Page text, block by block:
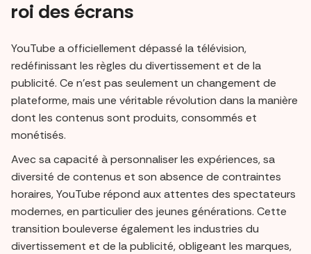
roi des écrans
YouTube a officiellement dépassé la télévision,
redéfinissant les règles du divertissement et de la
publicité. Ce n’est pas seulement un changement de
plateforme, mais une véritable révolution dans la manière
dont les contenus sont produits, consommés et
monétisés.
Avec sa capacité à personnaliser les expériences, sa
diversité de contenus et son absence de contraintes
horaires, YouTube répond aux attentes des spectateurs
modernes, en particulier des jeunes générations. Cette
transition bouleverse également les industries du
divertissement et de la publicité, obligeant les marques,